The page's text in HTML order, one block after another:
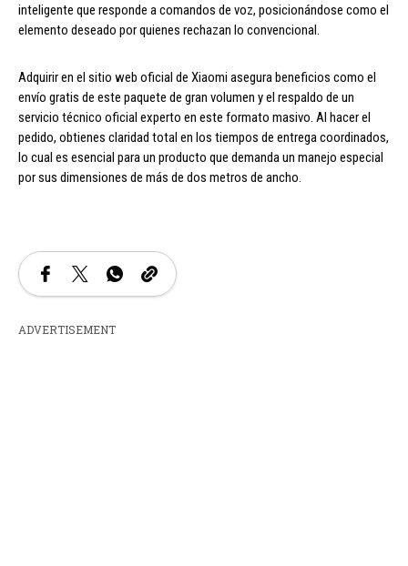
inteligente que responde a comandos de voz, posicionándose como el
elemento deseado por quienes rechazan lo convencional.
Adquirir en el sitio web oficial de Xiaomi asegura beneficios como el
envío gratis de este paquete de gran volumen y el respaldo de un
servicio técnico oficial experto en este formato masivo. Al hacer el
pedido, obtienes claridad total en los tiempos de entrega coordinados,
lo cual es esencial para un producto que demanda un manejo especial
por sus dimensiones de más de dos metros de ancho.
ADVERTISEMENT